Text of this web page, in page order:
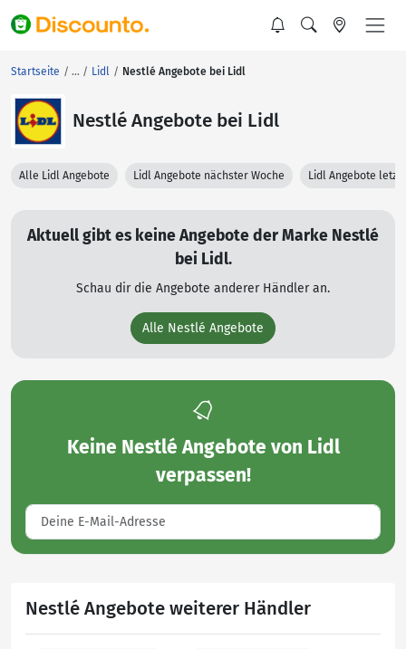
Startseite Lidl Nestlé Angebote bei Lidl
Nestlé Angebote bei Lidl
Alle Lidl Angebote Lidl Angebote nächster Woche Lidl Angebote
Aktuell gibt es keine Angebote der Marke Nestlé
bei Lidl.
Schau dir die Angebote anderer Händler an.
Alle Nestlé Angebote
Keine Nestlé Angebote von Lidl
verpassen!
Nestlé Angebote weiterer Händler